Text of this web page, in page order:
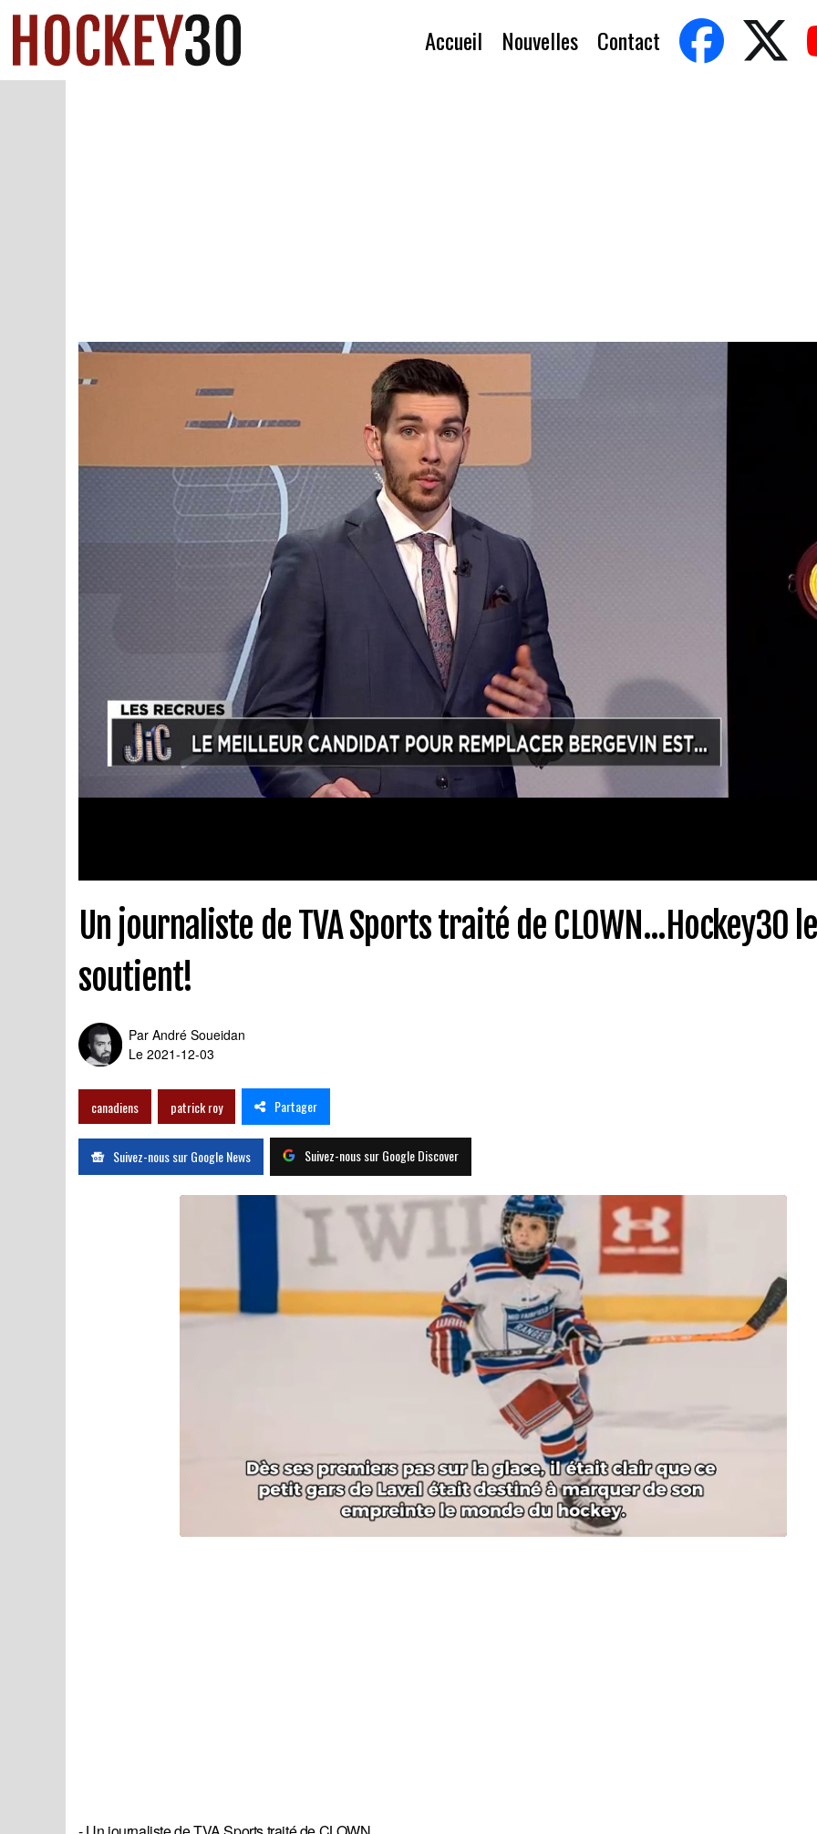
Accueil Nouvelles Contact
Un journaliste de TVA Sports traité de CLOWN...Hockey30
soutient!
Par André Soueidan
Le 2021-12-03
canadiens patrick roy Partager
Suivez-nous sur Google News Suivez-nous sur Google Discover